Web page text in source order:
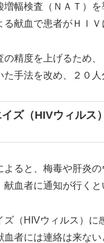
増幅検査（ＮＡＴ）
献血で患者がＨＩＶ
精度を上げるため、
た手法を改め、２０人
ズ（HIVウィルス
ると、梅毒や肝炎の
血者に通知が行くと
（HIVウィルス）に
者には連絡は来ない